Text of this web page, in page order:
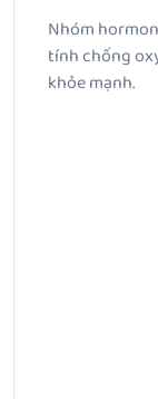
Nhóm
tính chống
khỏe mạnh.